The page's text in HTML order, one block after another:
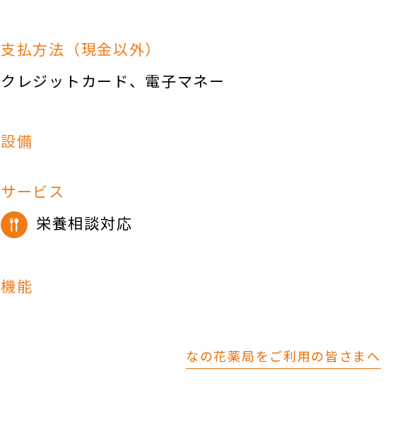
支払方法（現金以外）
クレジットカード
電子マネー
設備
サービス
栄養相談対応
機能
なの花薬局をご利用の皆さまへ